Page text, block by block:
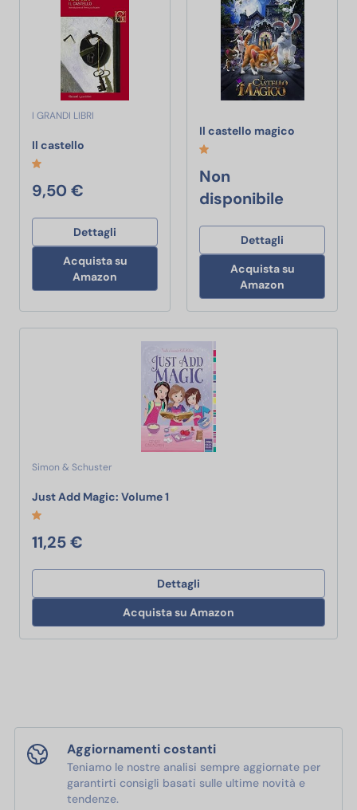
I GRANDI LIBRI
Il castello
9,50 €
Dettagli
Acquista su
Amazon
Il castello magico
Non
disponibile
Dettagli
Acquista su
Amazon
Simon & Schuster
Just Add Magic: Volume 1
11,25 €
Dettagli
Acquista su Amazon
Aggiornamenti costanti
Teniamo le nostre analisi sempre aggiornate per
garantirti consigli basati sulle ultime novità e
tendenze.